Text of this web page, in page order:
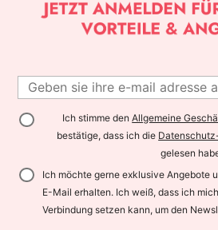
Ich stimme denAllgemeine
bestätige, dass ich die
gelesen
Ich möchte gerne exklusive Angebote
E-Mail erhalten. Ich weiß, dass ich
Verbindung setzen kann, um den